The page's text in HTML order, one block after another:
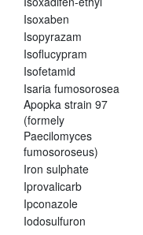
Isoxaben
Isopyrazam
Isoflucypram
Isofetamid
Isaria fumosorosea
Apopka strain 97
(formely
Paecilomyces
fumosoroseus)
Iron sulphate
Iprovalicarb
Ipconazole
Iodosulfuron